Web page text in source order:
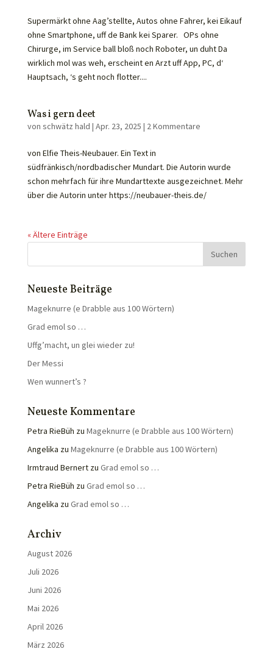
Supermärkt ohne Aag’stellte, Autos ohne Fahrer, kei Eikauf
ohne Smartphone, uff de Bank kei Sparer. OPs ohne
Chirurge, im Service ball bloß noch Roboter, un duht Da
wirklich mol was weh, erscheint en Arzt uff App, PC, d‘
Hauptsach, ‘s geht noch flotter....
Was i gern deet
von schwätz hald | Apr. 23, 2025 | 2 Kommentare
von Elfie Theis-Neubauer. Ein Text in
südfränkisch/nordbadischer Mundart. Die Autorin wurde
schon mehrfach für ihre Mundarttexte ausgezeichnet. Mehr
über die Autorin unter https://neubauer-theis.de/
« Ältere Einträge
Neueste Beiträge
Mageknurre (e Drabble aus 100 Wörtern)
Grad emol so …
Uffg’macht, un glei wieder zu!
Der Messi
Wen wunnert’s ?
Neueste Kommentare
Petra RieBüh zu Mageknurre (e Drabble aus 100 Wörtern)
Angelika zu Mageknurre (e Drabble aus 100 Wörtern)
Irmtraud Bernertzu Grad emol so …
Petra RieBüh zu Grad emol so …
Angelika zu Grad emol so …
Archiv
August 2026
Juli 2026
Juni 2026
Mai 2026
April 2026
März 2026